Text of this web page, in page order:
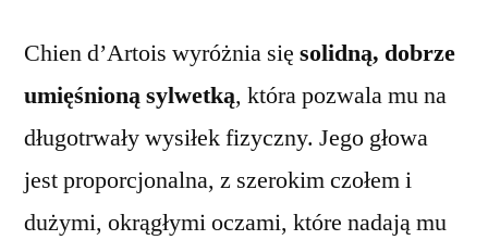
Chien d’Artois wyróżnia się solidną, dobrze
umięśnioną sylwetką, która pozwala mu na
długotrwały wysiłek fizyczny. Jego głowa
jest proporcjonalna, z szerokim czołem i
dużymi, okrągłymi oczami, które nadają mu